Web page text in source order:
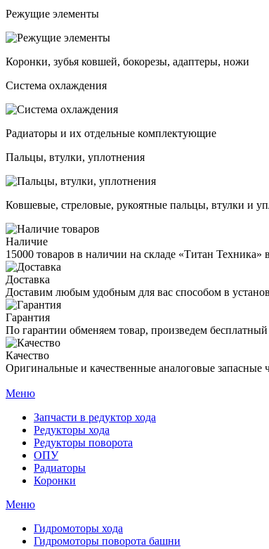
Режущие элементы
Коронки, зубья ковшей, бокорезы, адаптеры, ножи
Система охлаждения
Радиаторы и их отдельные комплектующие
Пальцы, втулки, уплотнения
Ковшевые, стреловые, рукоятные пальцы, втулки и
Наличие
15000 товаров в наличии на складе «Титан
Доставка
Доставим любым удобным для вас способом в
Гарантия
По гарантии обменяем товар, произведем
Качество
Оригинальные и качественные аналоговые запасные
Меню
Запчасти в редуктор хода
Редукторы хода
Редукторы поворота
ОПУ
Радиаторы
Коронки
Меню
Гидромоторы хода
Гидромоторы поворота башни